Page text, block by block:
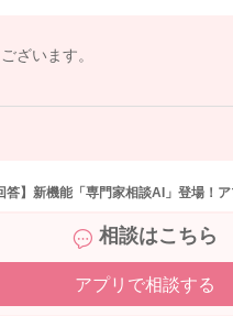
確保するための大切な時間であ
3時間の添い乳をずっとはしん
イミングで外してもらって、抱
発法人理化学研究所では、赤ち
寝かしつけの研究がなされてい
ざいます。
答】新機能「専門家相談AI」登場！
相談はこちら
アプリで相談する